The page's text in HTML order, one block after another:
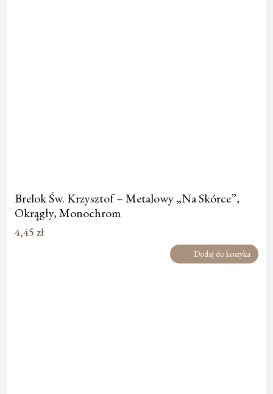
Brelok Św. Krzysztof – Metalowy „Na Skórce”,
Okrągły, Monochrom
4,45 zł
Dodaj do koszyka